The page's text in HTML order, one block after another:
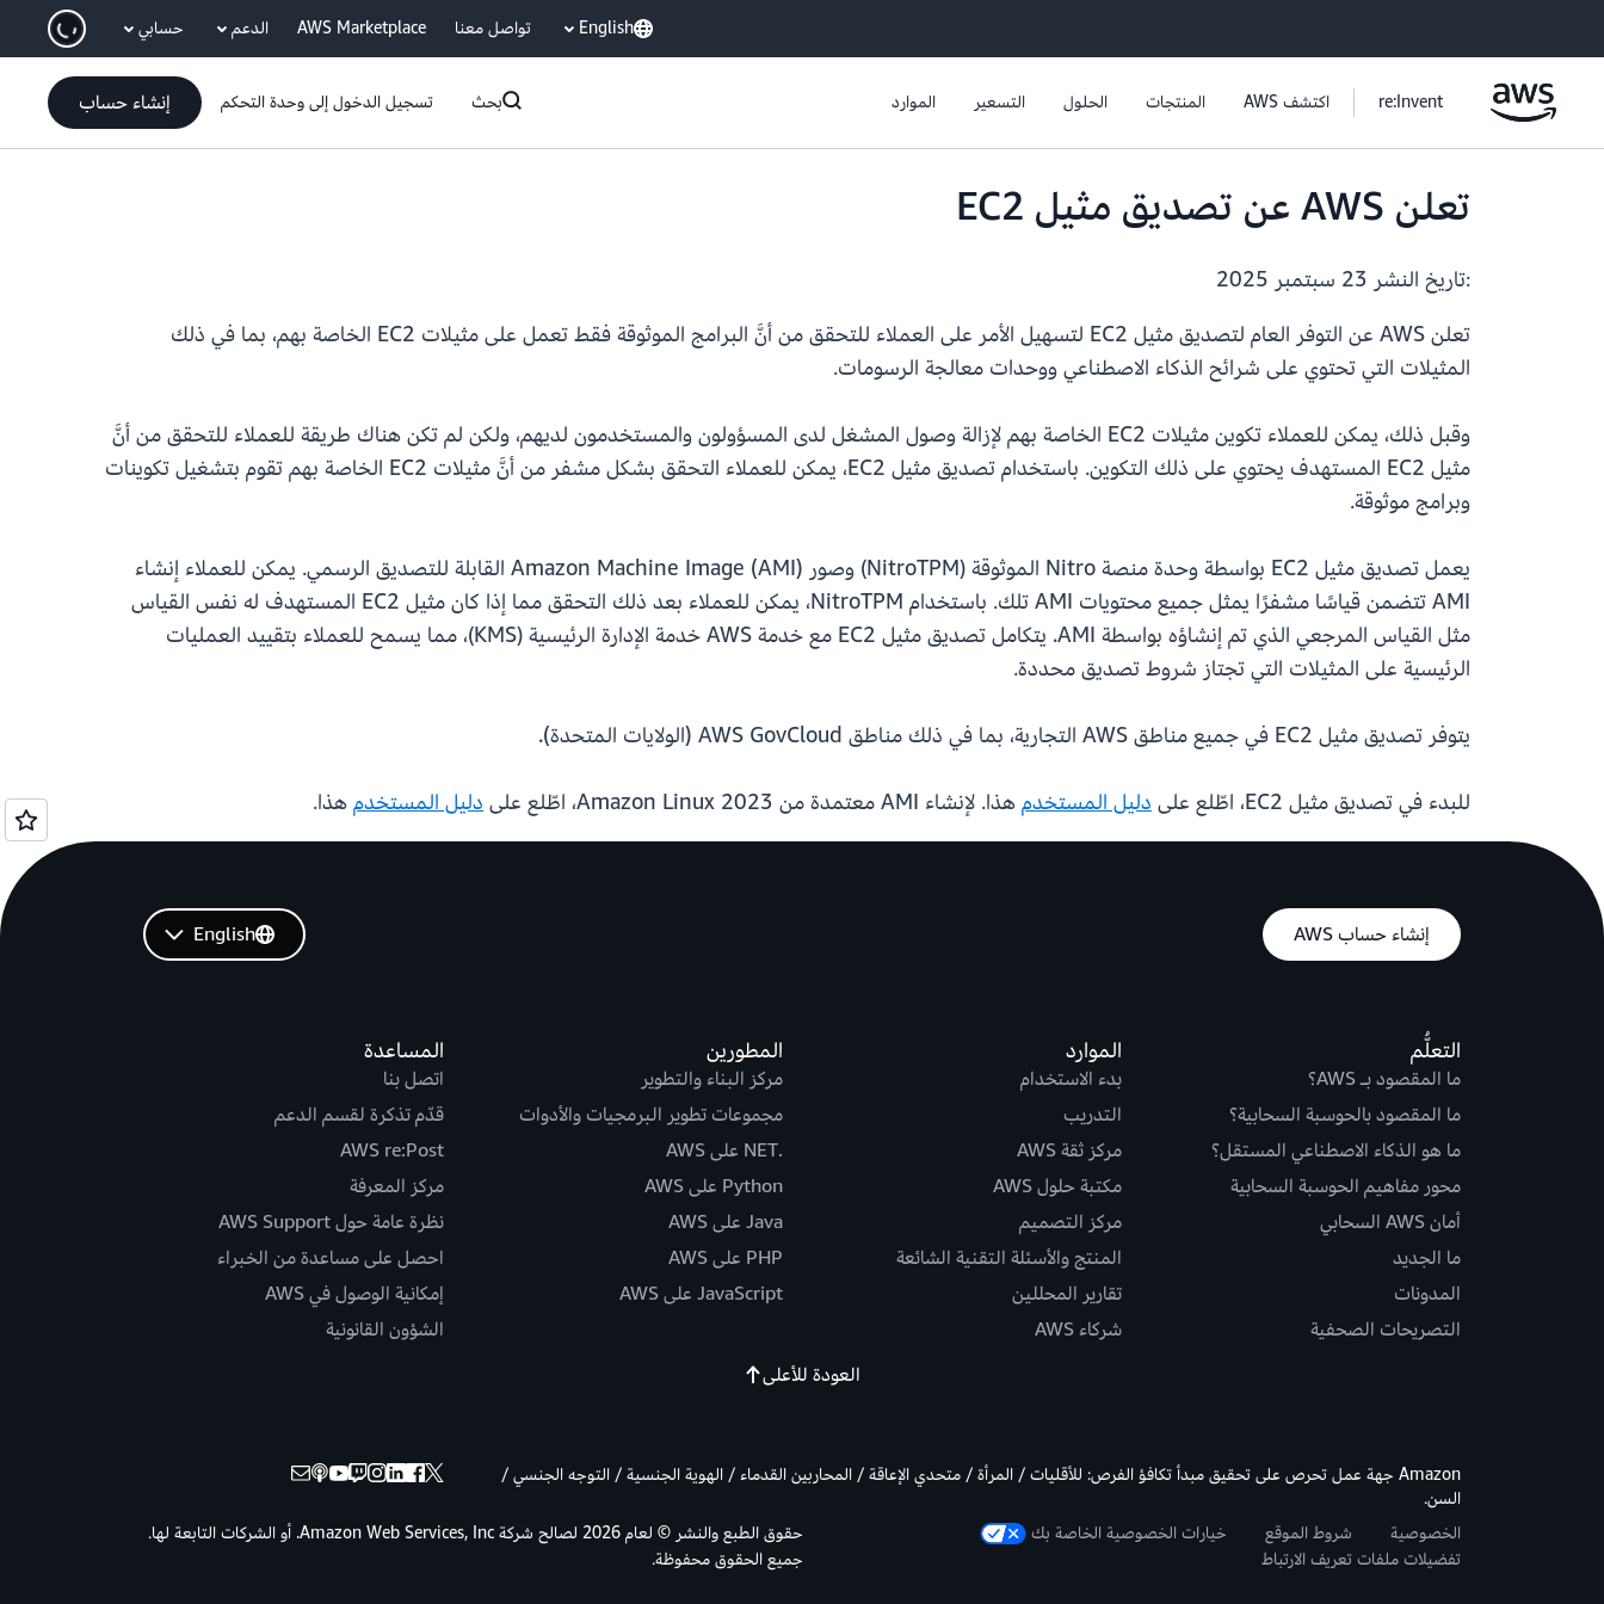
انتقل إلى المحتوى الرئيسي English تواصل معنا AWS Marketplace الدعم حسابي
re:Invent اكتشف AWS المنتجات الحلول التسعير الموارد بحث تسجيل الدخول إلى وحدة التحكم إنشاء حساب
تعلن AWS عن تصديق مثيل EC2
:تاريخ النشر
تعلن AWS عن التوفر العام لتصديق مثيل EC2 لتسهيل الأمر على العملاء للتحقق من أنَّ البرامج الموثوقة فقط تعمل على مثيلات EC2 الخاصة بهم، بما في ذلك
المثيلات التي تحتوي على شرائح الذكاء الاصطناعي ووحدات معالجة الرسومات.
وقبل ذلك، يمكن للعملاء تكوين مثيلات EC2 الخاصة بهم لإزالة وصول المشغل لدى المسؤولون والمستخدمون لديهم، ولكن لم تكن هناك طريقة للعملاء للتحقق من أنَّ
مثيل EC2 المستهدف يحتوي على ذلك التكوين. باستخدام تصديق مثيل EC2، يمكن للعملاء التحقق بشكل مشفر من أنَّ مثيلات EC2 الخاصة بهم تقوم بتشغيل تكوينات
وبرامج موثوقة.
يعمل تصديق مثيل EC2 بواسطة وحدة منصة Nitro الموثوقة (NitroTPM) وصور Amazon Machine Image (AMI) القابلة للتصديق الرسمي. يمكن للعملاء إنشاء
AMI تتضمن قياسًا مشفرًا يمثل جميع محتويات AMI تلك. باستخدام NitroTPM، يمكن للعملاء بعد ذلك التحقق مما إذا كان مثيل EC2 المستهدف له نفس القياس
مثل القياس المرجعي الذي تم إنشاؤه بواسطة AMI. يتكامل تصديق مثيل EC2 مع خدمة AWS خدمة الإدارة الرئيسية (KMS)، مما يسمح للعملاء بتقييد العمليات
الرئيسية على المثيلات التي تجتاز شروط تصديق محددة.
يتوفر تصديق مثيل EC2 في جميع مناطق AWS التجارية، بما في ذلك مناطق AWS GovCloud (الولايات المتحدة).
للبدء في تصديق مثيل EC2، اطّلع على دليل المستخدمهذا. لإنشاء AMI معتمدة من Amazon Linux 2023، اطّلع على دليل المستخدمهذا.
إنشاء حساب AWS
التعلُّم
ما المقصود بـ AWS؟
ما المقصود بالحوسبة السحابية؟
ما هو الذكاء الاصطناعي المستقل؟
محور مفاهيم الحوسبة السحابية
أمان AWS السحابي
ما الجديد
المدونات
التصريحات الصحفية
الموارد
بدء الاستخدام
التدريب
مركز ثقة AWS
مكتبة حلول AWS
مركز التصميم
المنتج والأسئلة التقنية الشائعة
تقارير المحللين
شركاء AWS
المطورين
مركز البناء والتطوير
مجموعات تطوير البرمجيات والأدوات
.NET على AWS
Python على AWS
Java على AWS
PHP على AWS
JavaScript على AWS
المساعدة
اتصل بنا
قدّم تذكرة لقسم الدعم
AWS re:Post
مركز المعرفة
نظرة عامة حول AWS Support
احصل على مساعدة من الخبراء
إمكانية الوصول في AWS
الشؤون القانونية
English
العودة للأعلى
Amazon جهة عمل تحرص على تحقيق مبدأ تكافؤ الفرص: للأقليات / المرأة / متحدي الإعاقة / المحاربين القدماء / الهوية الجنسية / التوجه الجنسي /
السن.
الخصوصية
شروط الموقع
خيارات الخصوصية الخاصة بك
تفضيلات ملفات تعريف الارتباط
حقوق الطبع والنشر © لعام 2026 لصالح شركة Amazon Web Services, Inc. أو الشركات التابعة لها.
جميع الحقوق محفوظة.